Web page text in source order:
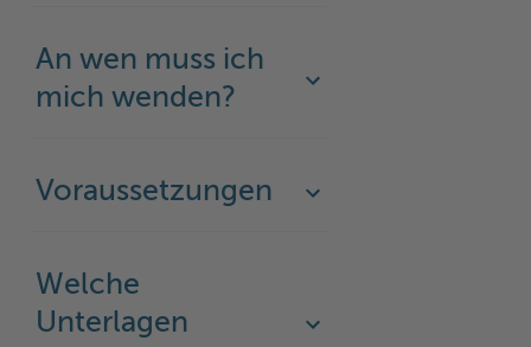
#MeinStormarn
Karrieretag
An wen muss ich
mich wenden?
Voraussetzungen
Welche
Unterlagen